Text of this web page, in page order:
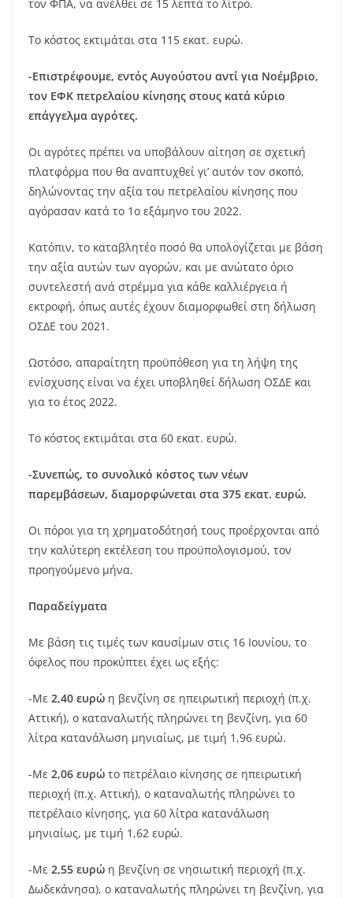
τον ΦΠΑ, να ανέλθει σε 15 λεπτά το λίτρο.
Το κόστος εκτιμάται στα 115 εκατ. ευρώ.
-Επιστρέφουμε, εντός Αυγούστου αντί για Νοέμβριο,
τον ΕΦΚ πετρελαίου κίνησης στους κατά κύριο
επάγγελμα αγρότες.
Οι αγρότες πρέπει να υποβάλουν αίτηση σε σχετική
πλατφόρμα που θα αναπτυχθεί γι’ αυτόν τον σκοπό,
δηλώνοντας την αξία του πετρελαίου κίνησης που
αγόρασαν κατά το 1ο εξάμηνο του 2022.
Κατόπιν, το καταβλητέο ποσό θα υπολογίζεται με βάση
την αξία αυτών των αγορών, και με ανώτατο όριο
συντελεστή ανά στρέμμα για κάθε καλλιέργεια ή
εκτροφή, όπως αυτές έχουν διαμορφωθεί στη δήλωση
ΟΣΔΕ του 2021.
Ωστόσο, απαραίτητη προϋπόθεση για τη λήψη της
ενίσχυσης είναι να έχει υποβληθεί δήλωση ΟΣΔΕ και
για το έτος 2022.
Το κόστος εκτιμάται στα 60 εκατ. ευρώ.
-Συνεπώς, το συνολικό κόστος των νέων
παρεμβάσεων, διαμορφώνεται στα 375 εκατ. ευρώ.
Οι πόροι για τη χρηματοδότησή τους προέρχονται από
την καλύτερη εκτέλεση του προϋπολογισμού, τον
προηγούμενο μήνα.
Παραδείγματα
Με βάση τις τιμές των καυσίμων στις 16 Ιουνίου, το
όφελος που προκύπτει έχει ως εξής:
-Με 2,40 ευρώ η βενζίνη σε ηπειρωτική περιοχή (π.χ.
Αττική), ο καταναλωτής πληρώνει τη βενζίνη, για 60
λίτρα κατανάλωση μηνιαίως, με τιμή 1,96 ευρώ.
-Mε 2,06 ευρώ το πετρέλαιο κίνησης σε ηπειρωτική
περιοχή (π.χ. Αττική), ο καταναλωτής πληρώνει το
πετρέλαιο κίνησης, για 60 λίτρα κατανάλωση
μηνιαίως, με τιμή 1,62 ευρώ.
-Με 2,55 ευρώ η βενζίνη σε νησιωτική περιοχή (π.χ.
Δωδεκάνησα), ο καταναλωτής πληρώνει τη βενζίνη, για